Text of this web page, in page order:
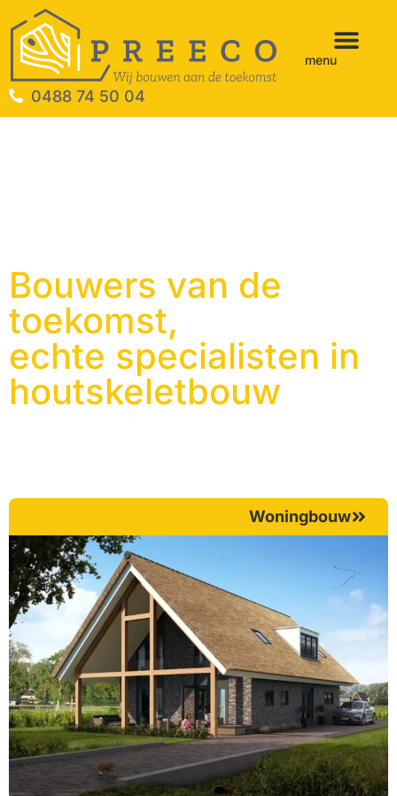
menu
0488 74 50 04
Bouwers van de
toekomst,
echte specialisten in
houtskeletbouw
Woningbouw